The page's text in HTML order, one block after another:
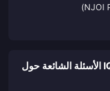
NJOI
IQIYI VIP VOUCHER CODE (MY) الأسئلة الشائعة حول